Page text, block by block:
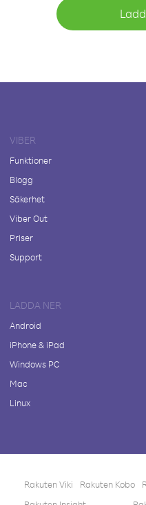
VIBER
Funktioner
Blogg
Säkerhet
Viber Out
Priser
Support
LADDA NER
Android
iPhone & iPad
Windows PC
Mac
Linux
Rakuten Viki Rakuten Kobo